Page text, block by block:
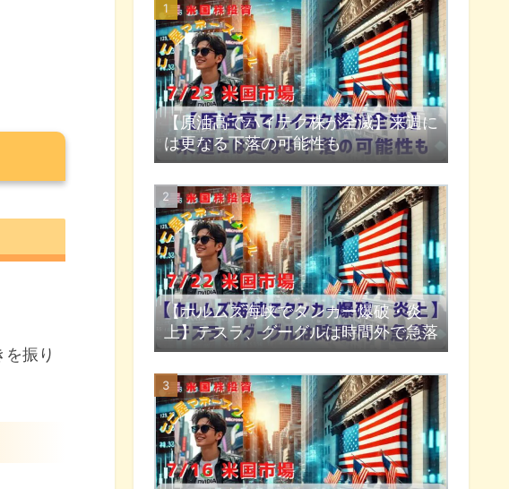
振り
【原油高でハイテク株が全滅】来週に
は更なる下落の可能性も
【ホルムズ海峡でタンカー爆破・炎
上】テスラ、グーグルは時間外で急落